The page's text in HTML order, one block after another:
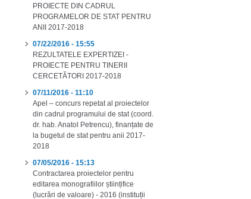
PROIECTE DIN CADRUL
PROGRAMELOR DE STAT PENTRU
ANII 2017-2018
07/22/2016 - 15:55
REZULTATELE EXPERTIZEI -
PROIECTE PENTRU TINERII
CERCETĂTORI 2017-2018
07/11/2016 - 11:10
Apel – concurs repetat al proiectelor
din cadrul programului de stat (coord.
dr. hab. Anatol Petrencu), finanțate de
la bugetul de stat pentru anii 2017-
2018
07/05/2016 - 15:13
Contractarea proiectelor pentru
editarea monografiilor științifice
(lucrări de valoare) - 2016 (instituții